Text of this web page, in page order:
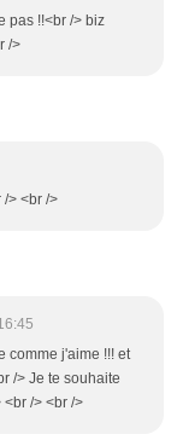
pas !!<br /> biz
/>
> <br />
comme j'aime !!! et
/> Je te souhaite
/> <br />